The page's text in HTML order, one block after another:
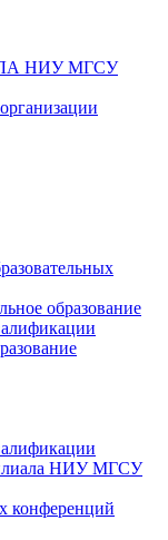
НИУ МГСУ
образование
НИУ МГСУ
конференций